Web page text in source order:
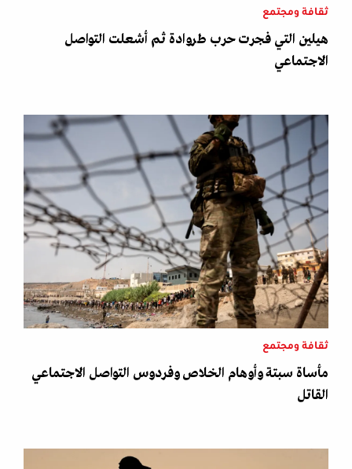
ثقافة ومجتمع
هيلين التي فجرت حرب طروادة ثم أشعلت التواصل
الاجتماعي
ثقافة ومجتمع
مأساة سبتة وأوهام الخلاص وفردوس التواصل الاجتماعي
القاتل